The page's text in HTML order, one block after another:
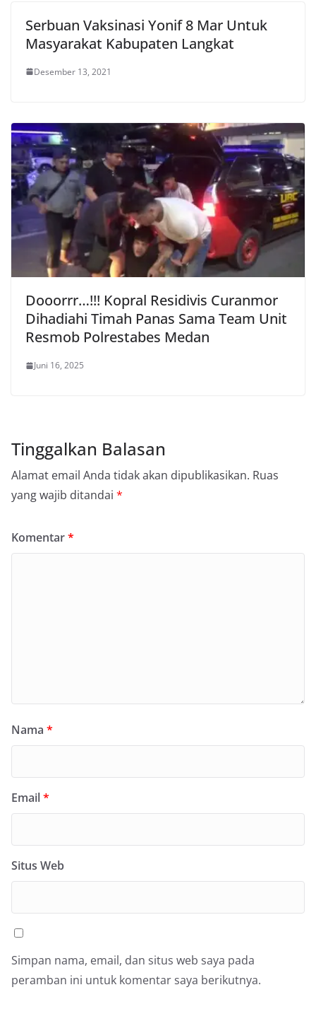
Serbuan Vaksinasi Yonif 8 Mar Untuk
Masyarakat Kabupaten Langkat
Desember 13, 2021
Dooorrr…!!! Kopral Residivis Curanmor
Dihadiahi Timah Panas Sama Team Unit
Resmob Polrestabes Medan
Juni 16, 2025
Tinggalkan Balasan
Alamat email Anda tidak akan dipublikasikan. Ruas
yang wajib ditandai *
Komentar*
Nama *
Email*
Situs Web
Simpan nama, email, dan situs web saya pada
peramban ini untuk komentar saya berikutnya.